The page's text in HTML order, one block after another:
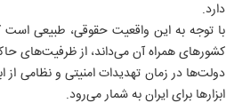
دارد.
با توجه به این واقعیت حقوقی، طبیعی
کشورهای همراه آن می‌داند، از ظرفیت‌های
دولت‌ها در زمان تهدیدات امنیتی و نظامی از
ابزارها برای ایران به شمار می‌رود.
۱۵
۱۶